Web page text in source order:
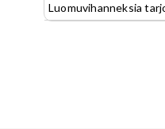
Luomuvihanneksia